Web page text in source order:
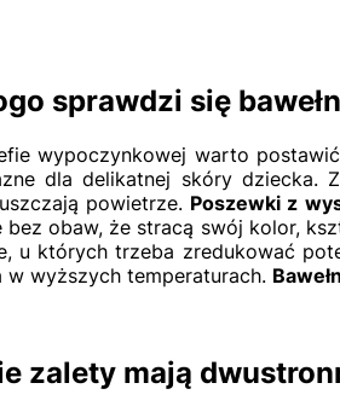
sprawdzi się
wypoczynkowej warto
dla delikatnej skóry dziecka.
powietrze. Poszewki z
bez obaw, że stracą swój kolor,
u których trzeba zredukować
w wyższych temperaturach.
zalety mają